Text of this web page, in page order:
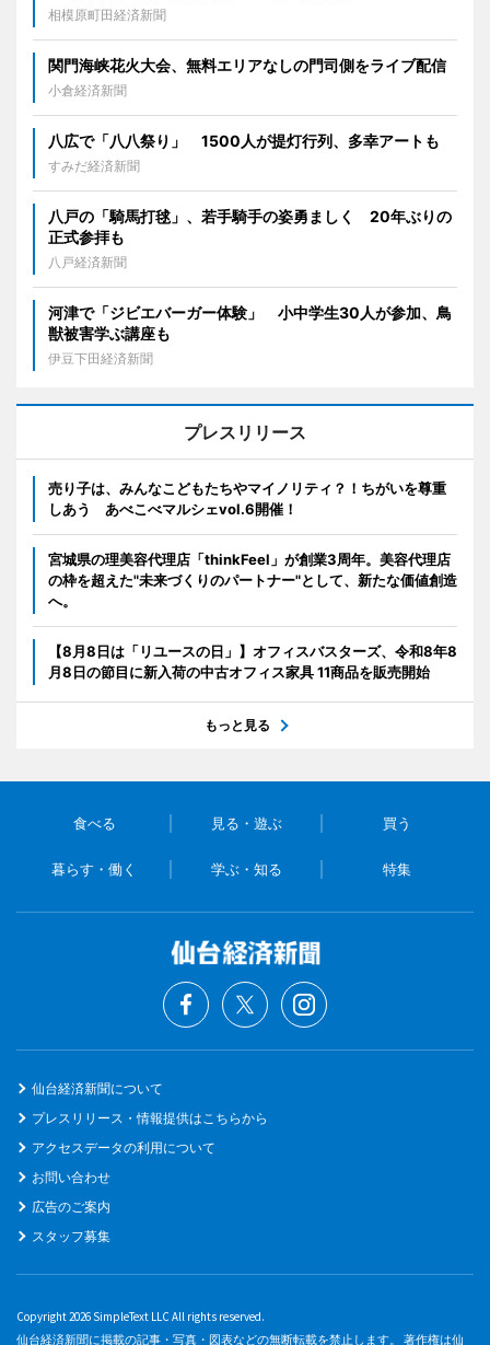
相模原町田経済新聞
関門海峡花火大会、無料エリアなしの門司側をライブ配信
小倉経済新聞
八広で「八八祭り」 1500人が提灯行列、多幸アートも
すみだ経済新聞
八戸の「騎馬打毬」、若手騎手の姿勇ましく 20年ぶりの
正式参拝も
八戸経済新聞
河津で「ジビエバーガー体験」 小中学生30人が参加、鳥
獣被害学ぶ講座も
伊豆下田経済新聞
プレスリリース
売り子は、みんなこどもたちやマイノリティ？！ちがいを尊重
しあう あべこべマルシェvol.6開催！
宮城県の理美容代理店「thinkFeel」が創業3周年。美容代理店
の枠を超えた"未来づくりのパートナー"として、新たな価値創造
へ。
【8月8日は「リユースの日」】オフィスバスターズ、令和8年8
月8日の節目に新入荷の中古オフィス家具 11商品を販売開始
もっと見る
食べる 見る・遊ぶ 買う
暮らす・働く 学ぶ・知る 特集
仙台経済新聞について
プレスリリース・情報提供はこちらから
アクセスデータの利用について
お問い合わせ
広告のご案内
スタッフ募集
Copyright 2026 SimpleText LLC All rights reserved.
仙台経済新聞に掲載の記事・写真・図表などの無断転載を禁止します。 著作権は仙